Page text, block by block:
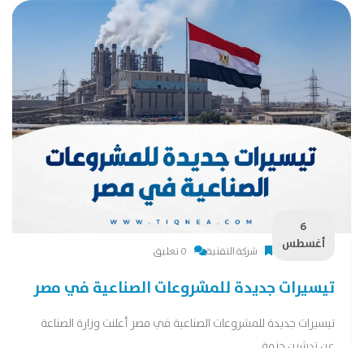
6
أغسطس
شركة التقنية 0 تعليق
تيسيرات جديدة للمشروعات الصناعية في مصر
تيسيرات جديدة للمشروعات الصناعية في مصر أعلنت وزارة الصناعة